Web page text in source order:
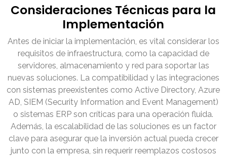
Consideraciones Técnicas para la
Implementación
Antes de iniciar la implementación, es vital considerar los
requisitos de infraestructura, como la capacidad de
servidores, almacenamiento y red para soportar las
nuevas soluciones. La compatibilidad y las integraciones
con sistemas preexistentes como Active Directory, Azure
AD, SIEM (Security Information and Event Management)
o sistemas ERP son críticas para una operación fluida.
Además, la escalabilidad de las soluciones es un factor
clave para asegurar que la inversión actual pueda crecer
junto con la empresa, sin requerir reemplazos costosos